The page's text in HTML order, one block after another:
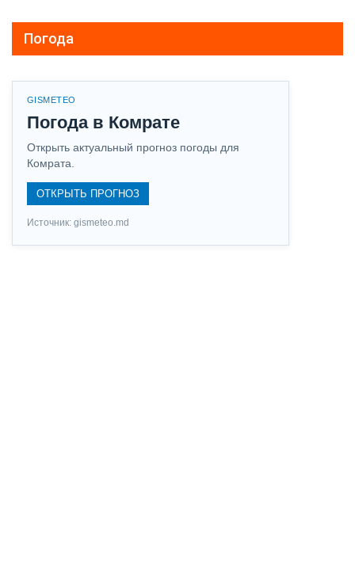
Погода
GISMETEO
Погода в Комрате
Открыть актуальный прогноз погоды для
Комрата.
ОТКРЫТЬ ПРОГНОЗ
Источник: gismeteo.md